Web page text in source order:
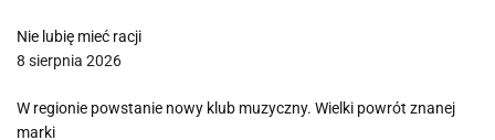
Nie lubię mieć racji
8 sierpnia 2026
W regionie powstanie nowy klub muzyczny. Wielki powrót znanej
marki